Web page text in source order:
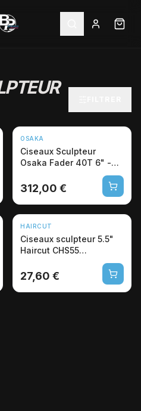
OSAKA
Ciseaux Sculpteur
Osaka Fader 40T 6" -
Cobalt VG-10 Japon Pro
312,00 €
HAIRCUT
Ciseaux sculpteur 5.5"
Haircut CHS55
professionnel 36 dents
27,60 €